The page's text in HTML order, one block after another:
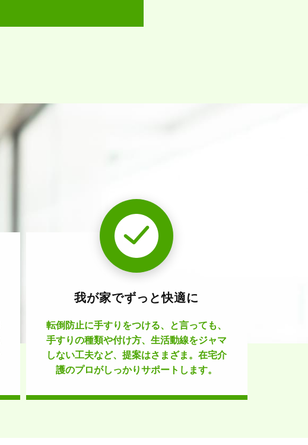
我が家でずっと快適に
転倒防止に手すりをつける、と言っても、
手すりの種類や付け方、生活動線をジャマ
しない工夫など、提案はさまざま。在宅介
護のプロがしっかりサポートします。